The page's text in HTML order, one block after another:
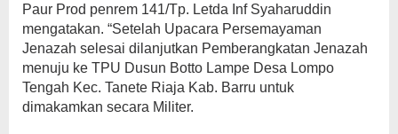
Paur Prod penrem 141/Tp. Letda Inf Syaharuddin
mengatakan. “Setelah Upacara Persemayaman
Jenazah selesai dilanjutkan Pemberangkatan Jenazah
menuju ke TPU Dusun Botto Lampe Desa Lompo
Tengah Kec. Tanete Riaja Kab. Barru untuk
dimakamkan secara Militer.